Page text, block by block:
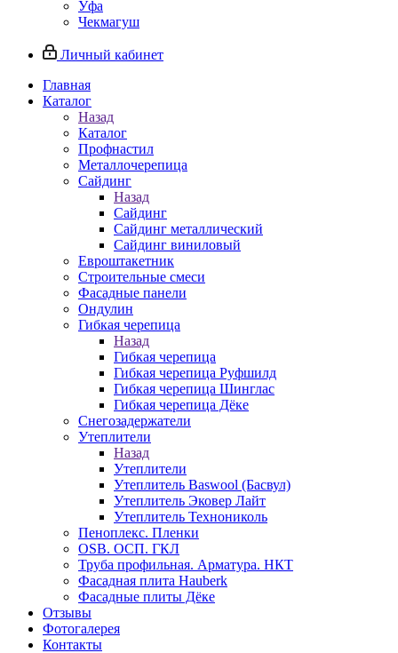
Уфа
Чекмагуш
Личный кабинет
Главная
Каталог
Назад
Каталог
Профнастил
Металлочерепица
Сайдинг
Назад
Сайдинг
Сайдинг металлический
Сайдинг виниловый
Евроштакетник
Строительные смеси
Фасадные панели
Ондулин
Гибкая черепица
Назад
Гибкая черепица
Гибкая черепица Руфшилд
Гибкая черепица Шинглас
Гибкая черепица Дёке
Снегозадержатели
Утеплители
Назад
Утеплители
Утеплитель Baswool (Басвул)
Утеплитель Эковер Лайт
Утеплитель Технониколь
Пеноплекс. Пленки
OSB. ОСП. ГКЛ
Труба профильная. Арматура. НКТ
Фасадная плита Hauberk
Фасадные плиты Дёке
Отзывы
Фотогалерея
Контакты